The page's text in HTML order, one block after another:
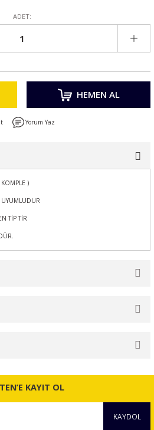
ADET:
HEMEN AL
Yorum Yaz
)
UYUMLUDUR
TİP TİR
ürün açıklamalarında ve diğer
noktaları öneri formunu
KAYIT OL
KAYDOL